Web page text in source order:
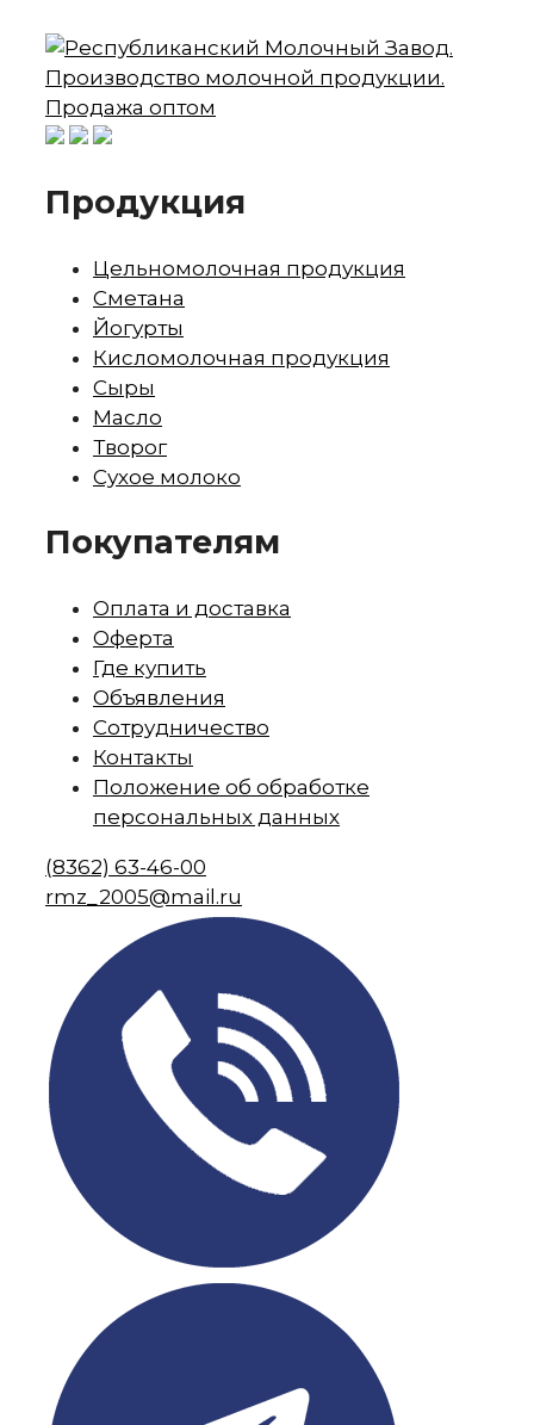
Продукция
Цельномолочная продукция
Сметана
Йогурты
Кисломолочная продукция
Сыры
Масло
Творог
Сухое молоко
Покупателям
Оплата и доставка
Оферта
Где купить
Объявления
Сотрудничество
Контакты
Положение об обработке
персональных данных
(8362) 63-46-00
rmz_2005@mail.ru